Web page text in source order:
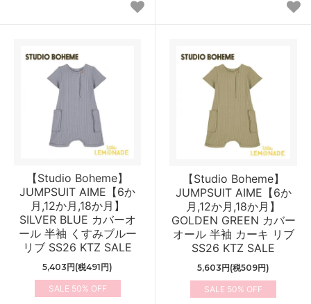
【Studio Boheme】
JUMPSUIT AIME【6か
月,12か月,18か月】
SILVER BLUE カバーオ
ール 半袖 くすみブルー
リブ SS26 KTZ SALE
5,403円(税491円)
50%
【Studio Boheme】
JUMPSUIT AIME【6か
月,12か月,18か月】
GOLDEN GREEN カバー
オール 半袖 カーキ リブ
SS26 KTZ SALE
5,603円(税509円)
50%